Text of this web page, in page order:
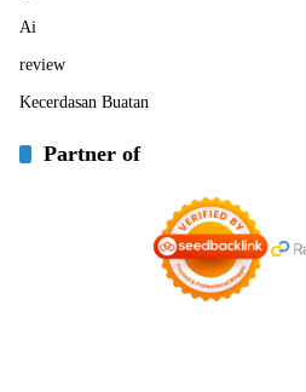
Ai
review
Kecerdasan Buatan
Partner of